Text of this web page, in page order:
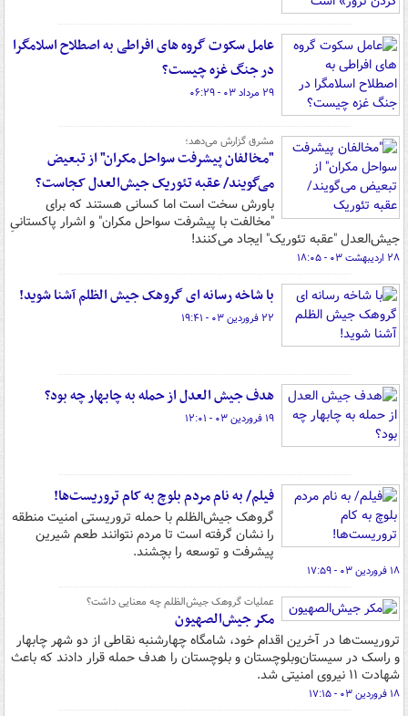
عامل سکوت گروه های افراطی به اصطلاح اسلامگرا
در جنگ غزه چیست؟
۲۹ مرداد ۰۳ - ۰۶:۲۹
مشرق گزارش می‌دهد؛
"مخالفان پیشرفت سواحل مکران" از تبعیض
می‌گویند/ عقبه تئوریک جیش‌العدل کجاست؟
باورش سخت است اما کسانی هستند که برای
"مخالفت با پیشرفت سواحل مکران" و اشرار پاکستانیِ
جیش‌العدل "عقبه تئوریک" ایجاد می‌کنند!
۲۸ اردیبهشت ۰۳ - ۱۸:۰۵
با شاخه رسانه ای گروهک جیش الظلم آشنا شوید!
۲۲ فروردین ۰۳ - ۱۹:۴۱
هدف جیش العدل از حمله به چابهار چه بود؟
۱۹ فروردین ۰۳ - ۱۲:۰۱
فیلم/ به نام مردم بلوچ به کام تروریست‌ها!
گروهک جیش‌الظلم با حمله تروریستی امنیت منطقه
را نشان گرفته است تا مردم نتوانند طعم شیرین
پیشرفت و توسعه را بچشند.
۱۸ فروردین ۰۳ - ۱۷:۵۹
عملیات گروهک جیش‌الظلم چه معنایی داشت؟
مکر جیش‌الصهیون
تروریست‌ها در آخرین اقدام خود، شامگاه چهارشنبه نقاطی از دو شهر چابهار
و راسک در سیستان‌وبلوچستان و بلوچستان را هدف حمله قرار دادند که باعث
شهادت ۱۱ نیروی امنیتی شد.
۱۸ فروردین ۰۳ - ۱۷:۱۵